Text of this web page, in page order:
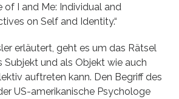
of I and Me: Individual and
on Self and Identity.“
erläutert, geht es um das Rätsel
Subjekt und als Objekt wie auch
auftreten kann. Den Begriff des
der US-amerikanische Psychologe